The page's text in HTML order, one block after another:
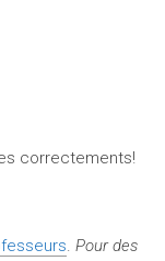
correctements!
. Pour des